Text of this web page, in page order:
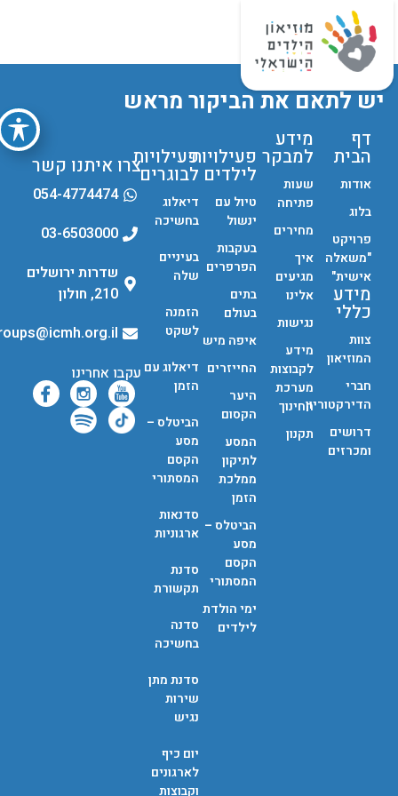
הולדת
יש לתאם את הביקור מראש
דף
הבית
אודות
בלוג
פרויקט
"משאלה
אישית"
מידע
כללי
צוות
המוזיאון
חברי
הדירקטוריון
דרושים
ומכרזים
מידע
למבקר
שעות
פתיחה
מחירים
איך
מגיעים
אלינו
נגישות
מידע
לקבוצות
מערכת
החינוך
תקנון
פעילויות
לילדים
טיול עם
ינשול
בעקבות
הפרפרים
בתים
בעולם
איפה מיש
החייזרים
היער
הקסום
המסע
לתיקון
ממלכת
הזמן
הביטלס –
מסע
הקסם
המסתורי
ימי הולדת
לילדים
פעילויות
לבוגרים
דיאלוג
בחשיכה
בעיניים
שלה
הזמנה
לשקט
דיאלוג עם
הזמן
הביטלס –
מסע
הקסם
המסתורי
סדנאות
ארגוניות
סדנת
תקשורת
סדנה
בחשיכה
סדנת מתן
שירות
נגיש
יום כיף
לארגונים
וקבוצות
צרו איתנו קשר
054-4774474
03-6503000
שדרות ירושלים
210, חולון
groups@icmh.org.il
עקבו אחרינו